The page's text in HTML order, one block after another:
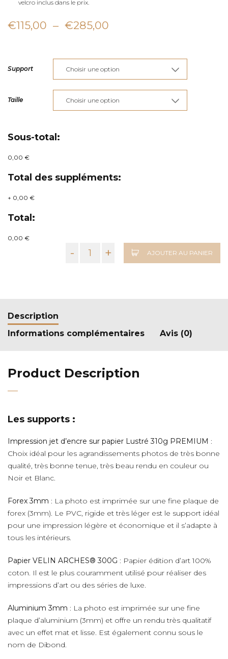
velcro inclus dans le prix.
€115,00 – €285,00
prix :
€115,00
à
€285,00
Support
Taille
Sous-total:
0,00 €
Total des suppléments:
+ 0,00 €
Total:
0,00 €
- + AJOUTER AU PANIER
Description
Informations complémentaires
Avis (0)
Product Description
Les supports :
Impression jet d’encre sur papier Lustré 310g PREMIUM :
Choix idéal pour les agrandissements photos de très bonne
qualité, très bonne tenue, très beau rendu en couleur ou
Noir et Blanc.
Forex 3mm : La photo est imprimée sur une fine plaque de
forex (3mm). Le PVC, rigide et très léger est le support idéal
pour une impression légère et économique et il s’adapte à
tous les intérieurs.
Papier VELIN ARCHES® 300G : Papier édition d’art 100%
coton. Il est le plus couramment utilisé pour réaliser des
impressions d’art ou des séries de luxe.
Aluminium 3mm : La photo est imprimée sur une fine
plaque d’aluminium (3mm) et offre un rendu très qualitatif
avec un effet mat et lisse. Est également connu sous le
nom de Dibond.